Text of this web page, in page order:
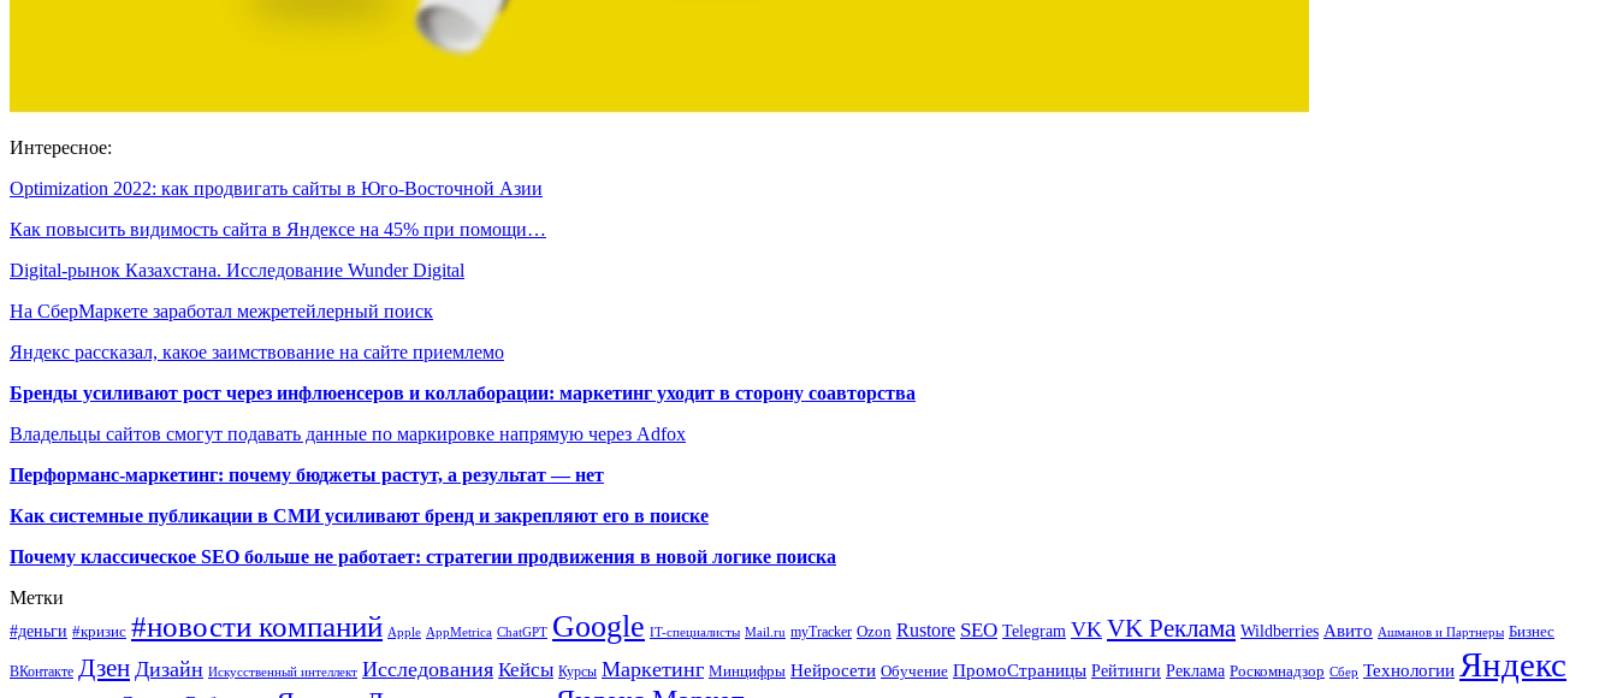
Интересное:
Optimization 2022: как продвигать сайты в Юго-Восточной Азии
Как повысить видимость сайта в Яндексе на 45% при помощи…
Digital-рынок Казахстана. Исследование Wunder Digital
На СберМаркете заработал межретейлерный поиск
Яндекс рассказал, какое заимствование на сайте приемлемо
Бренды усиливают рост через инфлюенсеров и коллаборации: маркетинг уходит в сторону соавторства
Владельцы сайтов смогут подавать данные по маркировке напрямую через Adfox
Перформанс-маркетинг: почему бюджеты растут, а результат — нет
Как системные публикации в СМИ усиливают бренд и закрепляют его в поиске
Почему классическое SEO больше не работает: стратегии продвижения в новой логике поиска
Метки
#деньги #кризис #новости компаний Apple AppMetrica ChatGPT Google IT-специалисты Mail.ru myTracker Ozon Rustore SEO Telegram VK VK Реклама Wildberries Авито Ашманов и Партнеры Бизнес
ВКонтакте Дзен Дизайн Искусственный интеллект Исследования Кейсы Курсы Маркетинг Минцифры Нейросети Обучение ПромоСтраницы Рейтинги Реклама Роскомнадзор Сбер Технологии Яндекс